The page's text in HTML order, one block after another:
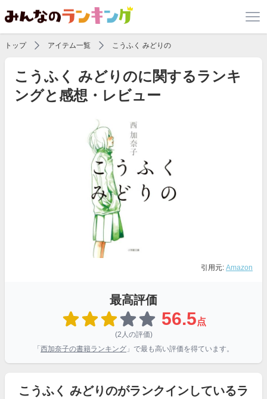
トップ アイテム一覧 こうふく みどりの
こうふく みどりのに関するランキ
ングと感想・レビュー
引用元: Amazon
最高評価
56.5点
(2人の評価)
「 西加奈子の書籍ランキング 」で最も高い評価を得ています。
こうふく みどりのがランクインしているラ